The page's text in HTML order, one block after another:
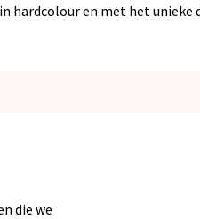
hardcolour en met het unieke
die we